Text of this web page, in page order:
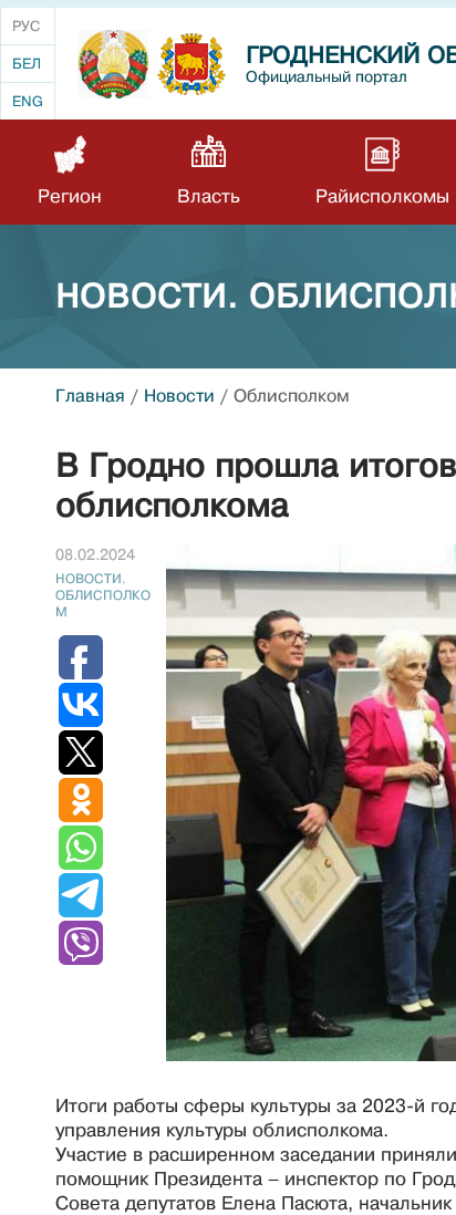
РУС
БЕЛ
ENG
ГРОДНЕНСКИЙ
Официальный портал
Регион Власть Райисполкомы
НОВОСТИ.
Главная / Новости / Облисполком
В Гродно прошла
облисполкома
08.02.2024
НОВОСТИ.
ОБЛИСПОЛКО
М
Итоги работы сферы культуры за 2023-й
управления культуры облисполкома.
Участие в расширенном заседании
помощник Президента – инспектор по
Совета депутатов Елена Пасюта,